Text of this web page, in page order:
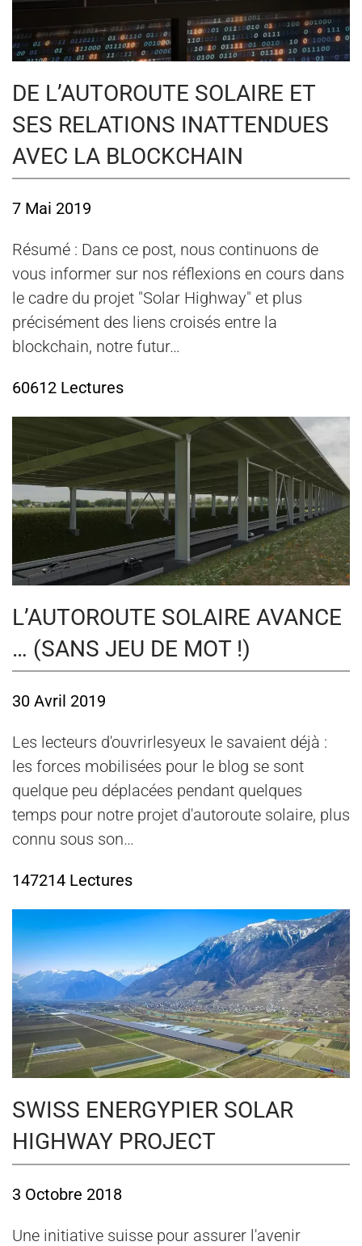
DE L’AUTOROUTE SOLAIRE ET
SES RELATIONS INATTENDUES
AVEC LA BLOCKCHAIN
7 Mai 2019
Résumé : Dans ce post, nous continuons de
vous informer sur nos réflexions en cours dans
le cadre du projet "Solar Highway" et plus
précisément des liens croisés entre la
blockchain, notre futur…
60612 Lectures
L’AUTOROUTE SOLAIRE AVANCE
… (SANS JEU DE MOT !)
30 Avril 2019
Les lecteurs d'ouvrirlesyeux le savaient déjà :
les forces mobilisées pour le blog se sont
quelque peu déplacées pendant quelques
temps pour notre projet d'autoroute solaire, plus
connu sous son…
147214 Lectures
SWISS ENERGYPIER SOLAR
HIGHWAY PROJECT
3 Octobre 2018
Une initiative suisse pour assurer l'avenir